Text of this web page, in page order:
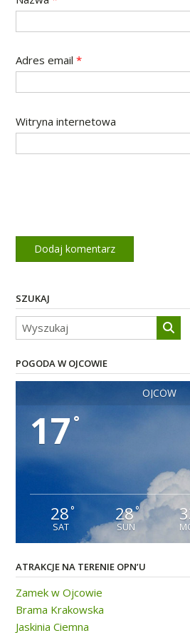
Adres email *
Witryna internetowa
SZUKAJ
POGODA W OJCOWIE
OJCÓW
17 °
28°
SAT
28°
SUN
ATRAKCJE NA TERENIE OPN’U
Zamek w Ojcowie
Brama Krakowska
Jaskinia Ciemna